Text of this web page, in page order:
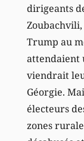
dirigeants
Trump au
attendaient
viendrait
Géorgie.
électeurs
zones